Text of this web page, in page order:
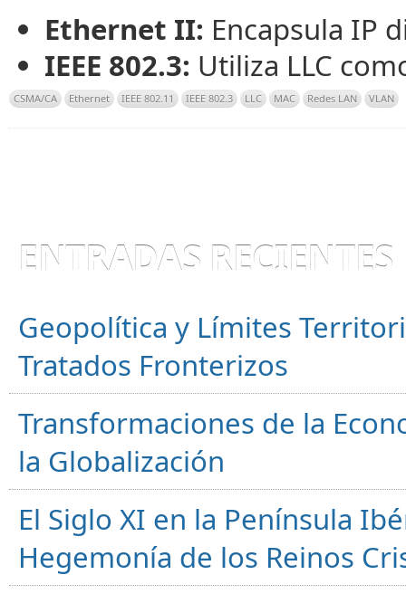
Ethernet II: Encapsula IP
IEEE 802.3: Utiliza LLC
CSMA/CA Ethernet IEEE 802.11 IEEE 802.3 LLC MAC Redes LAN VLAN
ENTRADAS RECIENTES
Geopolítica y Límites
Tratados Fronterizos
Transformaciones de la
la Globalización
El Siglo XI en la Península
Hegemonía de los Reinos